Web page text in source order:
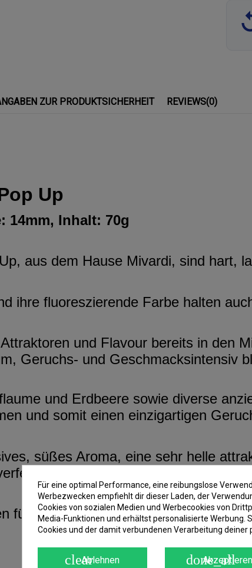
ZUR PRODUKTSICHERHEIT REVIEWS(0)
Up
14mm, Inhalt: 70g
aus dem Hause Mivardi, sind hart,
ihre fluoreszierende Farbe halten
und Flavour bereits in den
Geruchs- und Geschmacksintensiv
und Erdbeere sowie diverse
und somit einen einzigartigen
süßes Aroma, eine sehr helle
für schlammige & trübe
Für eine optimal Performance, eine reibungslose
Werbezwecken empfiehlt dir dieser Laden, der
Cookies von sozialen Medien und Werbecookies von
Media-Funktionen und erhältst personalisierte Werbung.
Cookies und der damit verbundenen Verarbeitung deiner
clearAblehnen done_all
Akzeptieren